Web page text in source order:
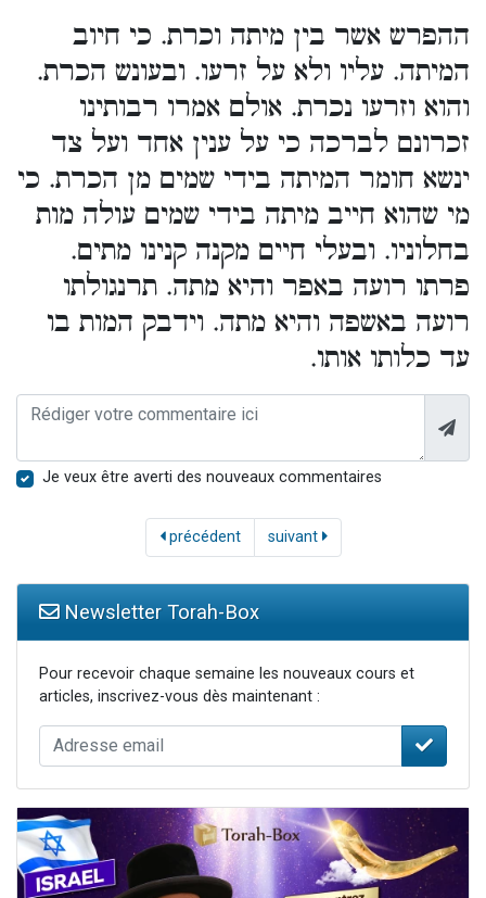
ההפרש אשר בין מיתה וכרת. כי חיוב
המיתה. עליו ולא על זרעו. ובעונש הכרת.
והוא וזרעו נכרת. אולם אמרו רבותינו
זכרונם לברכה כי על ענין אחד ועל צד
ינשא חומר המיתה בידי שמים מן הכרת. כי
מי שהוא חייב מיתה בידי שמים עולה מות
בחלוניו. ובעלי חיים מקנה קנינו מתים.
פרתו רועה באפר והיא מתה. תרנגולתו
רועה באשפה והיא מתה. וידבק המות בו
עד כלותו אותו.
Je veux être averti des nouveaux commentaires
précédent suivant
Newsletter Torah-Box
Pour recevoir chaque semaine les nouveaux cours et
articles, inscrivez-vous dès maintenant :